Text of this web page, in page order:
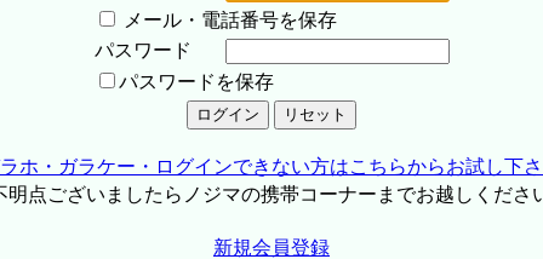
メール・電話番号を保存
パスワード
パスワードを保存
ホ・ガラケー・ログインできない方はこちらからお試し下
点ございましたらノジマの携帯コーナーまでお越しくださ
新規会員登録